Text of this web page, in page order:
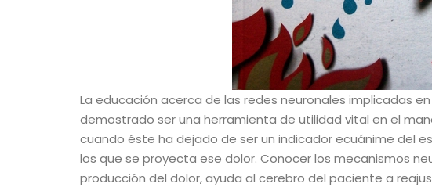
La educación acerca de las redes neuronales implicadas
demostrado ser una herramienta de utilidad vital en el
cuando éste ha dejado de ser un indicador ecuánime del
los que se proyecta ese dolor. Conocer los mecanismos
producción del dolor, ayuda al cerebro del paciente a